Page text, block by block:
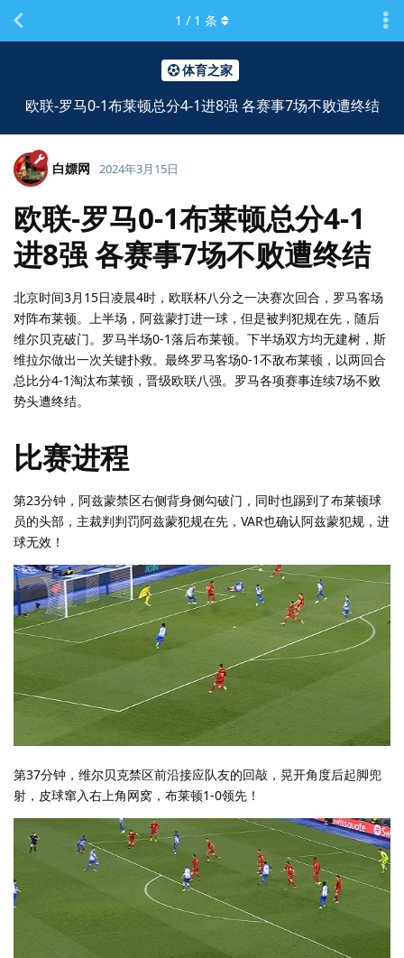
体育之家
欧联-罗马0-1布莱顿总分4-1进8强 各赛事7场不败遭终结
1 / 1 条
白嫖网 2024年3月15日
欧联-罗马0-1布莱顿总分4-1
进8强 各赛事7场不败遭终结
北京时间3月15日凌晨4时，欧联杯八分之一决赛次回合，罗马客场
对阵布莱顿。上半场，阿兹蒙打进一球，但是被判犯规在先，随后
维尔贝克破门。罗马半场0-1落后布莱顿。下半场双方均无建树，斯
维拉尔做出一次关键扑救。最终罗马客场0-1不敌布莱顿，以两回合
总比分4-1淘汰布莱顿，晋级欧联八强。罗马各项赛事连续7场不败
势头遭终结。
比赛进程
第23分钟，阿兹蒙禁区右侧背身侧勾破门，同时也踢到了布莱顿球
员的头部，主裁判判罚阿兹蒙犯规在先，VAR也确认阿兹蒙犯规，进
球无效！
第37分钟，维尔贝克禁区前沿接应队友的回敲，晃开角度后起脚兜
射，皮球窜入右上角网窝，布莱顿1-0领先！